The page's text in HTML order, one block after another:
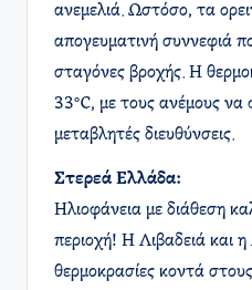
ανεμελιά. Ωστόσο, τα
απογευματινή συννεφιά
σταγόνες βροχής. Η
33°C, με τους ανέμους
μεταβλητές διευθύνσεις.
Στερεά Ελλάδα:
Ηλιοφάνεια με διάθεση
περιοχή! Η Λιβαδειά και η
θερμοκρασίες κοντά